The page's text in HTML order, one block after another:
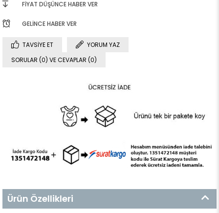
FIYAT DÜŞÜNCE HABER VER
GELINCE HABER VER
TAVSIYE ET
YORUM YAZ
SORULAR (0) VE CEVAPLAR (0)
Ürün Özellikleri